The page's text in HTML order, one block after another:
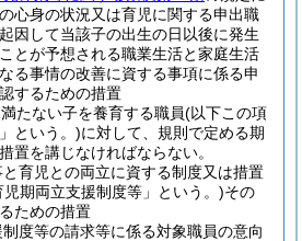
心身の状況又は育児に関する申出職
因して当該子の出生の日以後に発生
とが予想される職業生活と家庭生活
る事情の改善に資する事項に係る申
するための措置
たない子を養育する職員(以下この項
という。)に対して、規則で定める期
置を講じなければならない。
育児との両立に資する制度又は措置
児期両立支援制度等」という。)その
ための措置
度等の請求等に係る対象職員の意向